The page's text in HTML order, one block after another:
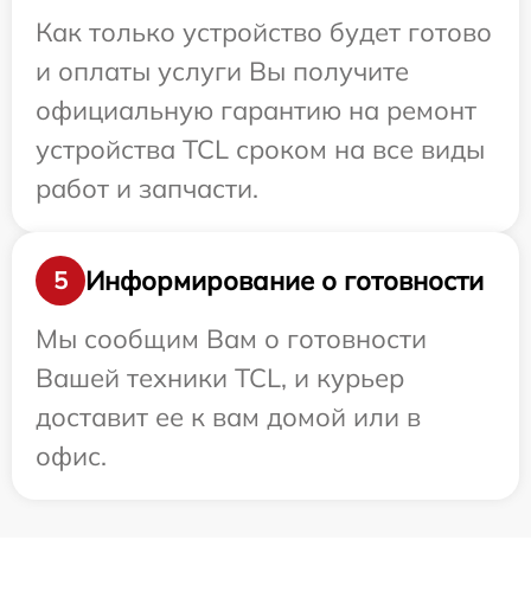
Как только устройство будет готово
и оплаты услуги Вы получите
официальную гарантию на ремонт
устройства TCL сроком на все виды
работ и запчасти.
5
Информирование о готовности
Мы сообщим Вам о готовности
Вашей техники TCL, и курьер
доставит ее к вам домой или в
офис.